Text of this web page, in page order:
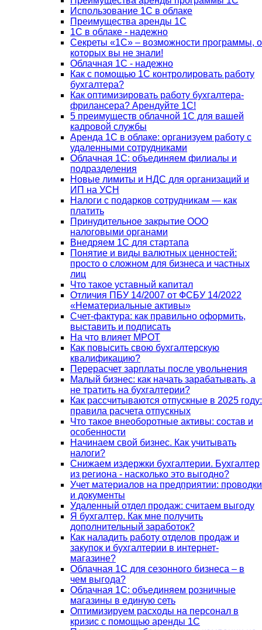
Использование 1С в облаке
Преимущества аренды 1С
1С в облаке - надежно
Секреты «1С» – возможности программы, о
которых вы не знали!
Облачная 1С - надежно
Как с помощью 1С контролировать работу
бухгалтера?
Как оптимизировать работу бухгалтера-
фрилансера? Арендуйте 1С!
5 преимуществ облачной 1С для вашей
кадровой службы
Аренда 1С в облаке: организуем работу с
удаленными сотрудниками
Облачная 1С: объединяем филиалы и
подразделения
Новые лимиты и НДС для организаций и
ИП на УСН
Налоги с подарков сотрудникам — как
платить
Принудительное закрытие ООО
налоговыми органами
Внедряем 1С для стартапа
Понятие и виды валютных ценностей:
просто о сложном для бизнеса и частных
лиц
Что такое уставный капитал
Отличия ПБУ 14/2007 от ФСБУ 14/2022
«Нематериальные активы»
Счет-фактура: как правильно оформить,
выставить и подписать
На что влияет МРОТ
Как повысить свою бухгалтерскую
квалификацию?
Перерасчет зарплаты после увольнения
Малый бизнес: как начать зарабатывать, а
не тратить на бухгалтерии?
Как рассчитываются отпускные в 2025 году:
правила расчета отпускных
Что такое внеоборотные активы: состав и
особенности
Начинаем свой бизнес. Как учитывать
налоги?
Снижаем издержки бухгалтерии. Бухгалтер
из региона - насколько это выгодно?
Учет материалов на предприятии: проводки
и документы
Удаленный отдел продаж: считаем выгоду
Я бухгалтер. Как мне получить
дополнительный заработок?
Как наладить работу отделов продаж и
закупок и бухгалтерии в интернет-
магазине?
Облачная 1С для сезонного бизнеса – в
чем выгода?
Облачная 1С: объединяем розничные
магазины в единую сеть
Оптимизируем расходы на персонал в
кризис с помощью аренды 1С